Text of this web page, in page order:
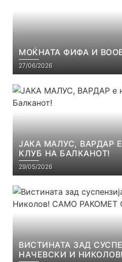
МОЌНАТА ФИФА И
27/06/2026
ЈАКА МАЛУС, ВАРДАР
КЛУБ НА БАЛКАНОТ!
29/05/2026
ВИСТИНАТА ЗАД
НАЧЕВСКИ И